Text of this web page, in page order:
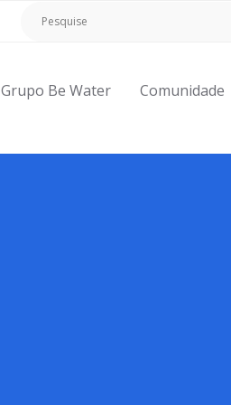
Grupo Be Water Comunidade